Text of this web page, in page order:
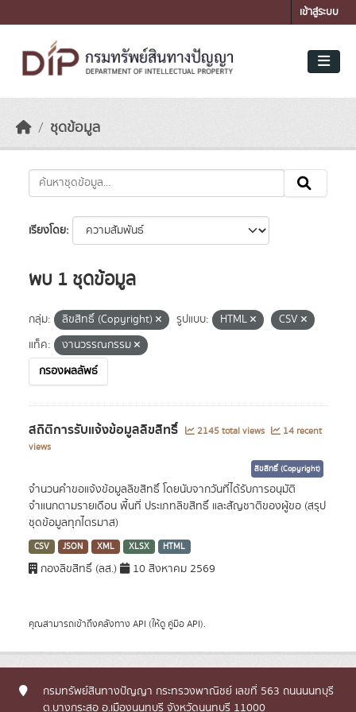
เข้าสู่ระบบ
ชุดข้อมูล
เรียงโดย
พบ 1 ชุดข้อมูล
กลุ่ม: ลิขสิทธิ์ (Copyright) รูปแบบ: HTML
CSV
แท็ค:
งานวรรณกรรม
กรองผลลัพธ์
สถิติการรับแจ้งข้อมูลลิขสิทธิ์ 2145 total views
14 recent
views
ลิขสิทธิ์ (Copyright)
จำนวนคำขอแจ้งข้อมูลลิขสิทธิ์ โดยนับจากวันที่ได้รับการอนุมัติ
จำแนกตามรายเดือน พื้นที่ ประเภทลิขสิทธิ์ และสัญชาติของผู้ขอ (สรุป
ชุดข้อมูลทุกไตรมาส)
CSV JSON XML XLSX HTML
กองลิขสิทธิ์ (ลส.) 10 สิงหาคม 2569
คุณสามารถเข้าถึงคลังทาง API (ให้ดู คู่มือ API).
กรมทรัพย์สินทางปัญญา กระทรวงพาณิชย์ เลขที่ 563 ถนนนนทบุรี
ต.บางกระสอ อ.เมืองนนทบุรี จังหวัดนนทบุรี 11000